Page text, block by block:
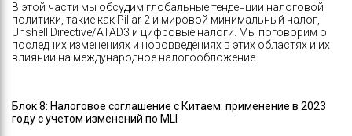
В этой части мы обсудим глобальные тенденции налоговой
политики, такие как Pillar 2 и мировой минимальный налог,
Unshell Directive/ATAD3 и цифровые налоги. Мы поговорим о
последних изменениях и нововведениях в этих областях и их
влиянии на международное налогообложение.
Блок 8: Налоговое соглашение с Китаем: применение в 2023
году с учетом изменений по MLI